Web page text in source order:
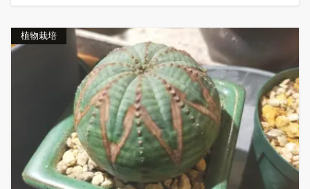
植物栽培